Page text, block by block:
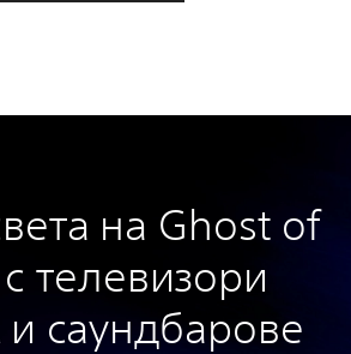
на Ghost of
телевизори
и саундбарове